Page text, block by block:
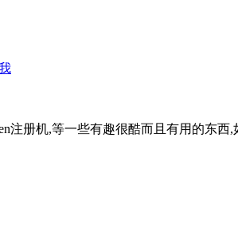
注册机,等一些有趣很酷而且有用的东西